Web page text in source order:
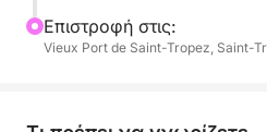
Stand-up paddleboarding
Επιστροφή στις:
Vieux Port de Saint-Tropez, Saint-